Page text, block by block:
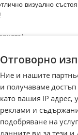
визуално
/ лаптопи / таблети.
ни предложения\\
Отговорно
Ние и нашите
и получаваме
като вашия IP
реклами и
подобряване на
данните ви за тези